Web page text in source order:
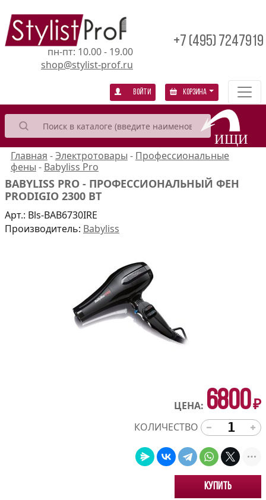
пн-пт: 10.00 - 19.00
shop@stylist-prof.ru
+7 (495) 7247919
Войти Корзина
Главная -Электротовары - Профессиональные
фены - Babyliss Pro
BABYLISS PRO - ПРОФЕССИОНАЛЬНЫЙ ФЕН
PRODIGIO 2300 ВТ
Арт.: Bls-BAB6730IRE
Производитель: Babyliss
ЦЕНА: 6800₽
КОЛИЧЕСТВО
Купить